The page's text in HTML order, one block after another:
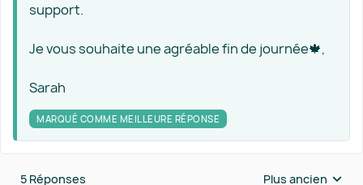
support.
Je vous souhaite une agréable fin de journée🍁,
Sarah
MARQUÉ COMME MEILLEURE RÉPONSE
5 Réponses Plus ancien